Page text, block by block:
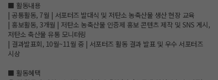
■ 활동내용
| 공통활동, 7월 | 서포터즈 발대식 및 저탄소 농축산물 생산 현장 교육
| 홍보활동, 3개월 | 저탄소 농축산물 인증제 홍보 콘텐츠 제작 및 SNS 게시,
저탄소 축산물 유통 모니터링
| 결과발표회, 10월~11월 중 | 서포터즈 활동 결과 발표 및 우수 서포터즈
시상
■ 활동혜택